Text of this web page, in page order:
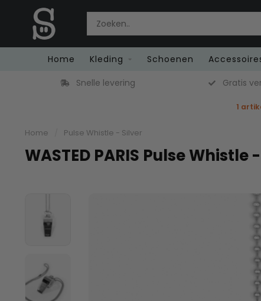
Home Kleding Schoenen
Snelle levering
Gratis
1
Home Pulse Whistle - Silver
WASTED PARIS Pulse Whistle